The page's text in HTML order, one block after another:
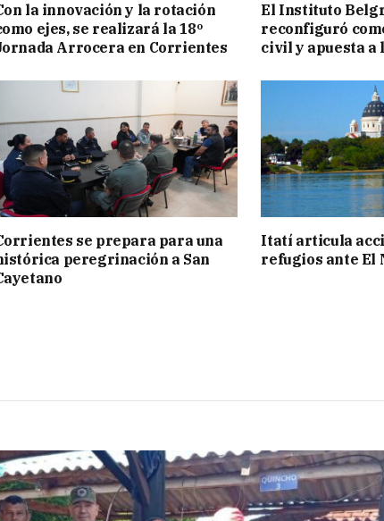
la innovación y la rotación
ejes, se realizará la 18º
Arrocera en Corrientes
El Instituto
reconfiguró
civil y apuesta a
se prepara para una
peregrinación a San
Itatí articula
refugios ante El